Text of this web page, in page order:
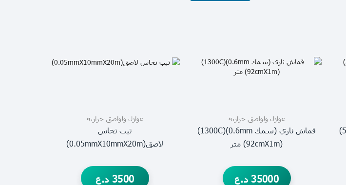
قماش ناري (سمك 0.16mm)(500C)
عوازل ولواصق حرارية
قماش ناري (سمك 0.6mm)(1300C)
(92cmX1m) متر
35000 د.ع
عوازل ولواصق حرارية
تيب نحاس
لاصق(0.05mmX10mmX20m)
3500 د.ع